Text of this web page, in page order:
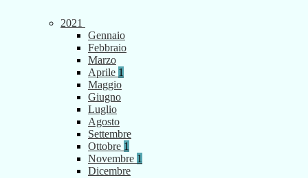
2021
Gennaio
Febbraio
Marzo
Aprile 1
Maggio
Giugno
Luglio
Agosto
Settembre
Ottobre 1
Novembre 1
Dicembre